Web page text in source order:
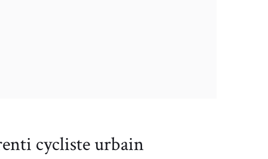
cycliste urbain